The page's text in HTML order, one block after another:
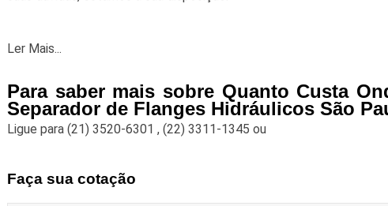
Ler Mais...
Para saber mais sobre Quanto Custa
Separador de Flanges Hidráulicos São
Ligue para (21) 3520-6301 , (22) 3311-1345 ou
Faça sua cotação